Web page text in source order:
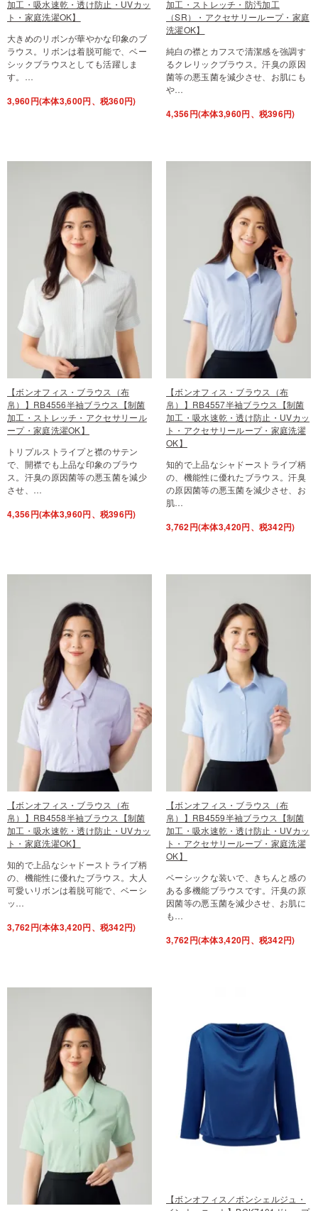
加工・吸水速乾・透け防止・UVカッ
ト・家庭洗濯OK】
大きめのリボンが華やかな印象のブ
ラウス。リボンは着脱可能で、ベー
シックブラウスとしても活躍しま
す。…
3,960円(本体3,600円、税360円)
加工・ストレッチ・防汚加工
（SR）・アクセサリーループ・家庭
洗濯OK】
純白の襟とカフスで清潔感を強調す
るクレリックブラウス。汗臭の原因
菌等の悪玉菌を減少させ、お肌にも
や…
4,356円(本体3,960円、税396円)
【ボンオフィス・ブラウス（布
帛）】RB4556半袖ブラウス【制菌
加工・ストレッチ・アクセサリール
ープ・家庭洗濯OK】
トリプルストライプと襟のサテン
で、開襟でも上品な印象のブラウ
ス。汗臭の原因菌等の悪玉菌を減少
させ、…
4,356円(本体3,960円、税396円)
【ボンオフィス・ブラウス（布
帛）】RB4557半袖ブラウス【制菌
加工・吸水速乾・透け防止・UVカッ
ト・アクセサリーループ・家庭洗濯
OK】
知的で上品なシャドーストライプ柄
の、機能性に優れたブラウス。汗臭
の原因菌等の悪玉菌を減少させ、お
肌…
3,762円(本体3,420円、税342円)
【ボンオフィス・ブラウス（布
帛）】RB4558半袖ブラウス【制菌
加工・吸水速乾・透け防止・UVカッ
ト・家庭洗濯OK】
知的で上品なシャドーストライプ柄
の、機能性に優れたブラウス。大人
可愛いリボンは着脱可能で、ベーシ
ッ…
3,762円(本体3,420円、税342円)
【ボンオフィス・ブラウス（布
帛）】RB4559半袖ブラウス【制菌
加工・吸水速乾・透け防止・UVカッ
ト・アクセサリーループ・家庭洗濯
OK】
ベーシックな装いで、きちんと感の
ある多機能ブラウスです。汗臭の原
因菌等の悪玉菌を減少させ、お肌に
も…
3,762円(本体3,420円、税342円)
【ボンオフィス／ボンシェルジュ・